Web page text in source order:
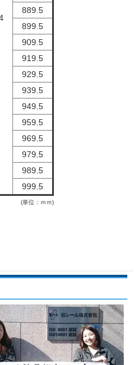
(単位：ｍｍ)
889.5
899.5
909.5
919.5
929.5
939.5
949.5
959.5
969.5
979.5
989.5
999.5